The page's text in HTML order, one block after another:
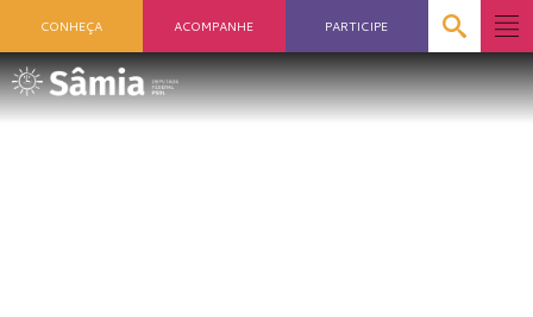
CONHEÇA ACOMPANHE PARTICIPE